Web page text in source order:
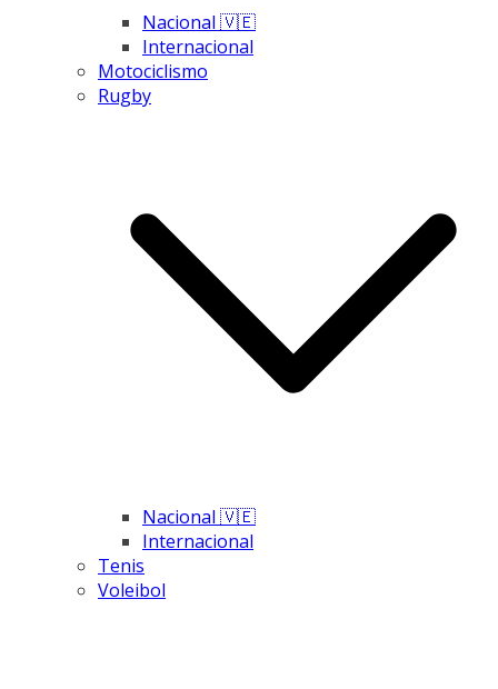
Nacional 🇻🇪
Internacional
Motociclismo
Rugby
Nacional 🇻🇪
Internacional
Tenis
Voleibol